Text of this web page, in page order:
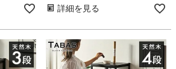
詳細を見る